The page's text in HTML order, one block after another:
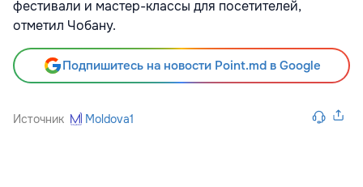
фестивали и мастер-классы для посетителей,
отметил Чобану.
Подпишитесь на новости Point.md в Google
Источник Moldova1